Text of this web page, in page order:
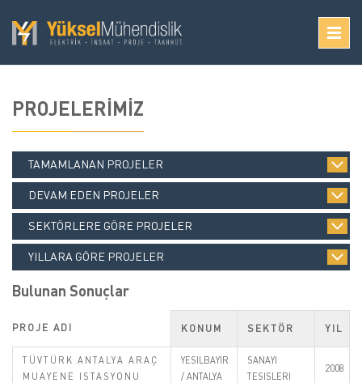
PROJELERİMİZ
TAMAMLANAN PROJELER
DEVAM EDEN PROJELER
SEKTÖRLERE GÖRE PROJELER
YILLARA GÖRE PROJELER
Bulunan Sonuçlar
PROJE ADI KONUM SEKTÖR YIL
TÜVTÜRK ANTALYA ARAÇ
MUAYENE ISTASYONU
YESILBAYIR
/ ANTALYA
SANAYI
TESISLERI
2008